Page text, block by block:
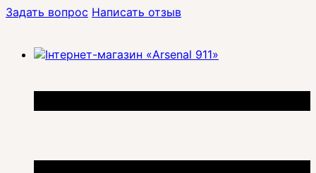
Задать вопрос Написать отзыв